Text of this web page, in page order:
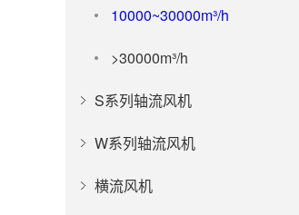
10000~30000m³/h
>30000m³/h
S系列轴流风机
W系列轴流风机
横流风机